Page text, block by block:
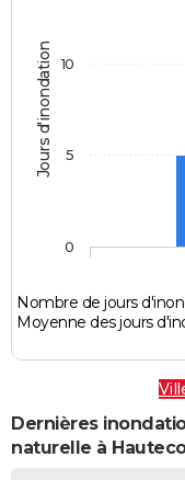
Jours d'inondation
Nombre de jours
Moyenne des jours
0
5
10
Dernières
naturelle à